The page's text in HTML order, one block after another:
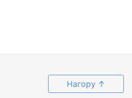
Нагору ↑